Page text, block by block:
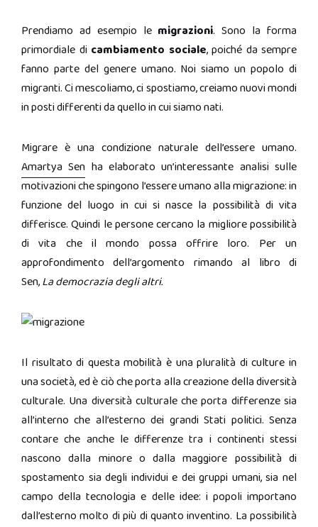
Prendiamo ad esempio le migrazioni. Sono la forma
primordiale di cambiamento sociale, poiché da sempre
fanno parte del genere umano. Noi siamo un popolo di
migranti. Ci mescoliamo, ci spostiamo, creiamo nuovi mondi
in posti differenti da quello in cui siamo nati.
Migrare è una condizione naturale dell’essere umano.
Amartya Sen ha elaborato un’interessante analisi sulle
motivazioni che spingono l’essere umano alla migrazione: in
funzione del luogo in cui si nasce la possibilità di vita
differisce. Quindi le persone cercano la migliore possibilità
di vita che il mondo possa offrire loro. Per un
approfondimento dell’argomento rimando al libro di
Sen,La democrazia degli altri.
Il risultato di questa mobilità è una pluralità di culture in
una società, ed è ciò che porta alla creazione della diversità
culturale. Una diversità culturale che porta differenze sia
all’interno che all’esterno dei grandi Stati politici. Senza
contare che anche le differenze tra i continenti stessi
nascono dalla minore o dalla maggiore possibilità di
spostamento sia degli individui e dei gruppi umani, sia nel
campo della tecnologia e delle idee: i popoli importano
dall’esterno molto di più di quanto inventino. La possibilità